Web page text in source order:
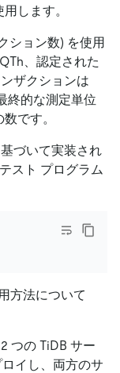
します。
ション数) を使用
、認定された
ザクションは
終的な測定単位
です。
づいて実装され
スト プログラム
方法について
2 つの TiDB サー
イし、両方のサ